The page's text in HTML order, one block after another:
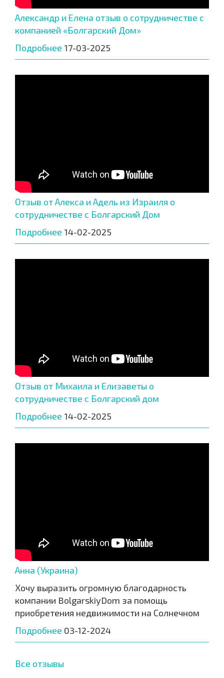
Александр и Елена отзыв о сотрудничестве с
компанией «Болгарский Дом»
Подробнее 17-03-2025
Отзыв от Алекса и Адель из Израиля о
сотрудничестве с Болгарский Дом
Подробнее 14-02-2025
Отзыв от Михаила и Елизаветы о
сотрудничестве с Болгарский дом
Подробнее 14-02-2025
Анна (Украина)
Хочу выразить огромную благодарность
компании BolgarskiyDom за помощь
приобретения недвижимости на Солнечном
Подробнее 03-12-2024
Все отзывы